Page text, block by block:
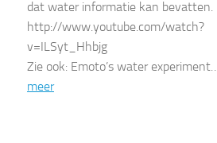
dat water informatie kan bevatten.
http://www.youtube.com/watch?
v=ILSyt_Hhbjg
Zie ook: Emoto’s water
meer